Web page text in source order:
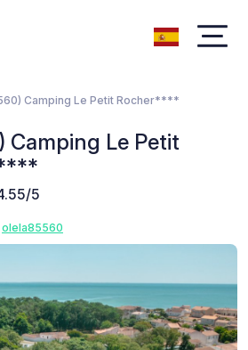
Camping Le Petit Rocher****
Camping Le Petit
5
olela85560